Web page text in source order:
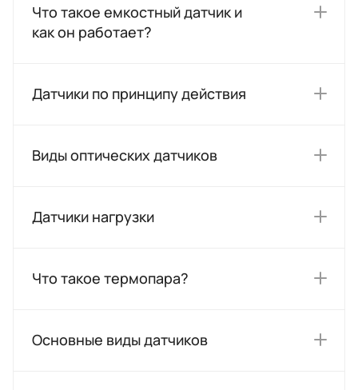
Что такое емкостный датчик и
как он работает?
Датчики по принципу действия
Виды оптических датчиков
Датчики нагрузки
Что такое термопара?
Основные виды датчиков